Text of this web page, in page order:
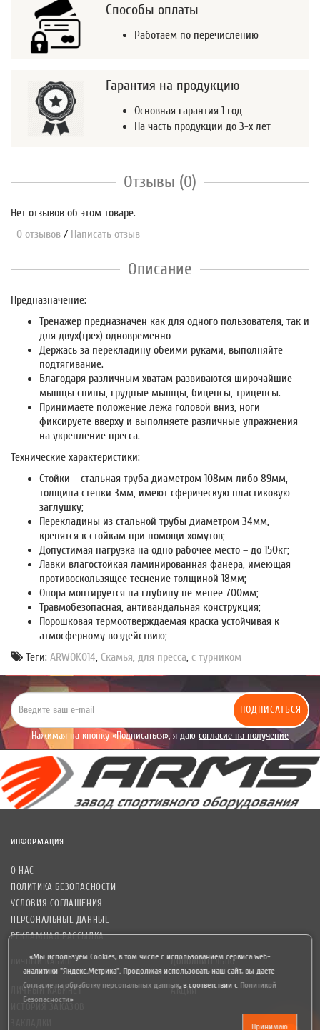
Способы оплаты
Работаем по перечислению
Гарантия на продукцию
Основная гарантия 1 год
На часть продукции до 3-х лет
Отзывы (0)
Нет отзывов об этом товаре.
0 отзывов / Написать отзыв
Описание
Предназначение:
Тренажер предназначен как для одного пользователя, так и
для двух(трех) одновременно
Держась за перекладину обеими руками, выполняйте
подтягивание.
Благодаря различным хватам развиваются широчайшие
мышцы спины, грудные мышцы, бицепсы, трицепсы.
Принимаете положение лежа головой вниз, ноги
фиксируете вверху и выполняете различные упражнения
на укрепление пресса.
Технические характеристики:
Стойки – стальная труба диаметром 108мм либо 89мм,
толщина стенки 3мм, имеют сферическую пластиковую
заглушку;
Перекладины из стальной трубы диаметром 34мм,
крепятся к стойкам при помощи хомутов;
Допустимая нагрузка на одно рабочее место – до 150кг;
Лавки влагостойкая ламинированная фанера, имеющая
противоскользящее теснение толщиной 18мм;
Опора монтируется на глубину не менее 700мм;
Травмобезопасная, антивандальная конструкция;
Порошковая термоотверждаемая краска устойчивая к
атмосферному воздействию;
Теги: ARWOK014, Скамья, для пресса, с турником
ПОДПИСАТЬСЯ
Нажимая на кнопку «Подписаться», я даю согласие на получение
уведомлений рекламного характера.
ИНФОРМАЦИЯ
О НАС
ПОЛИТИКА БЕЗОПАСНОСТИ
УСЛОВИЯ СОГЛАШЕНИЯ
ПЕРСОНАЛЬНЫЕ ДАННЫЕ
РЕКЛАМНАЯ РАССЫЛКА
ЛИЧНЫЙ КАБИНЕТ
ЛИЧНЫЙ КАБИНЕТ
ДОПОЛНИТЕЛЬНО
АКЦИИ
«Мы используем Cookies, в том числе с использованием сервиса web-
аналитики "Яндекс.Метрика". Продолжая использовать наш сайт, вы даете
Согласие на обработку персональных данных,в соответствии с Политикой
Безопасности»
Принимаю